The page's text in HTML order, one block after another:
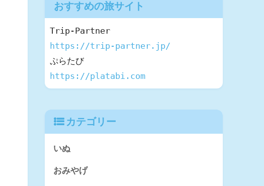
おすすめの旅サイト
https://trip-partner.jp/
https://platabi.com
カテゴリー
いぬ
おみやげ